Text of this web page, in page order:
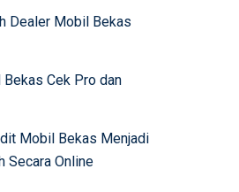
Dealer Mobil Bekas
Cek Pro dan
Mobil Bekas Menjadi
Secara Online